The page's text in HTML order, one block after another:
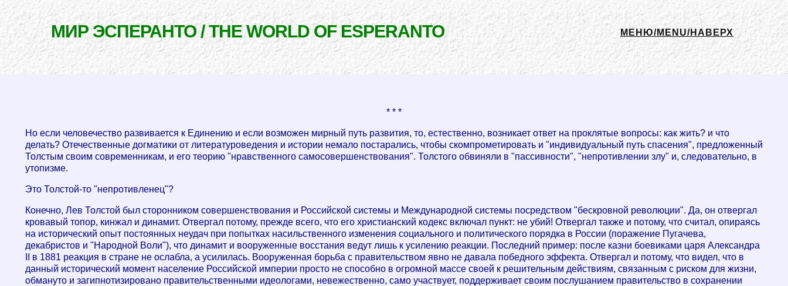
МИР ЭСПЕРАНТО / THE WORLD OF ESPERANTO МЕНЮ/MENU/НАВЕРХ
* * *
Но если человечество развивается к Единению и если возможен мирный путь развития, то, естественно, возникает ответ на проклятые вопросы: как жить? и что
делать? Отечественные догматики от литературоведения и истории немало постарались, чтобы скомпрометировать и "индивидуальный путь спасения", предложенный
Толстым своим современникам, и его теорию "нравственного самосовершенствования". Толстого обвиняли в "пассивности", "непротивлении злу" и, следовательно, в
утопизме.
Это Толстой-то "непротивленец"?
Конечно, Лев Толстой был сторонником совершенствования и Российской системы и Международной системы посредством "бескровной революции". Да, он отвергал
кровавый топор, кинжал и динамит. Отвергал потому, прежде всего, что его христианский кодекс включал пункт: не убий! Отвергал также и потому, что считал, опираясь
на исторический опыт постоянных неудач при попытках насильственного изменения социального и политического порядка в России (поражение Пугачева,
декабристов и "Народной Воли"), что динамит и вооруженные восстания ведут лишь к усилению реакции. Последний пример: после казни боевиками царя Александра
II в 1881 реакция в стране не ослабла, а усилилась. Вооруженная борьба с правительством явно не давала победного эффекта. Отвергал и потому, что видел, что в
данный исторический момент население Российской империи просто не способно в огромной массе своей к решительным действиям, связанным с риском для жизни,
обмануто и загипнотизировано правительственными идеологами, невежественно, само участвует, поддерживает своим послушанием правительство в сохранении